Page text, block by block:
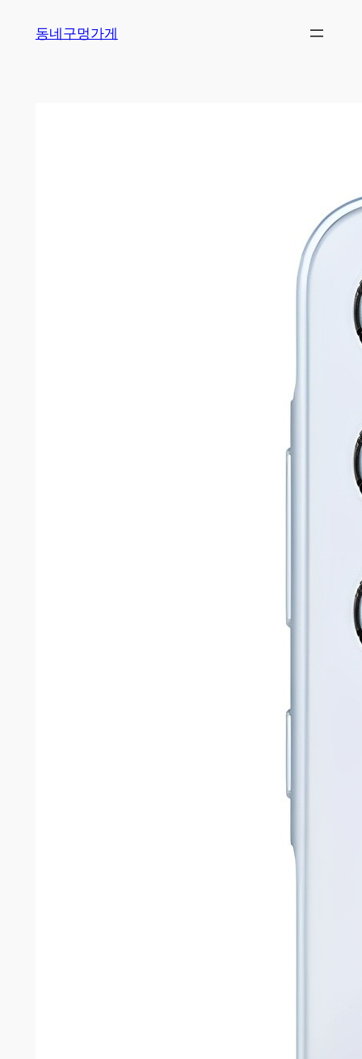
동네구멍가게